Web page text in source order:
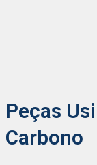
Peças
Carbono